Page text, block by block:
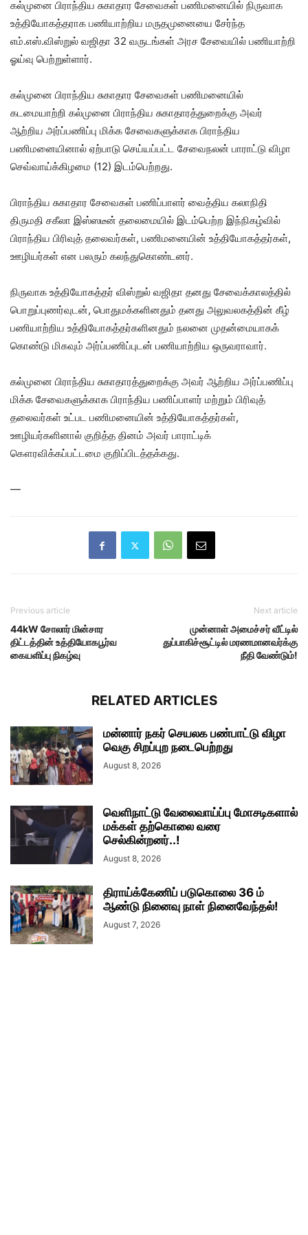
கல்முனை பிராந்திய சுகாதார சேவைகள் பணிமனையில் நிருவாக
உத்தியோகத்தராக பணியாற்றிய மருதமுனையை சேர்ந்த
எம்.எஸ்.விஸ்றுல் வஜிதா 32 வருடங்கள் அரச சேவையில் பணியாற்றி
ஓய்வு பெற்றுள்ளார்.
கல்முனை பிராந்திய சுகாதார சேவைகள் பணிமனையில்
கடமையாற்றி கல்முனை பிராந்திய சுகாதாரத்துறைக்கு அவர்
ஆற்றிய அர்ப்பணிப்பு மிக்க சேவைகளுக்காக பிராந்திய
பணிமனையினால் ஏற்பாடு செய்யப்பட்ட சேவைநலன் பாராட்டு விழா
செவ்வாய்க்கிழமை (12) இடம்பெற்றது.
பிராந்திய சுகாதார சேவைகள் பணிப்பாளர் வைத்திய கலாநிதி
திருமதி சகீலா இஸ்ஸடீன் தலைமையில் இடம்பெற்ற இந்நிகழ்வில்
பிராந்திய பிரிவுத் தலைவர்கள், பணிமனையின் உத்தியோகத்தர்கள்,
ஊழியர்கள் என பலரும் கலந்துகொண்டனர்.
நிருவாக உத்தியோகத்தர் விஸ்றுல் வஜிதா தனது சேவைக்காலத்தில்
பொறுப்புணர்வுடன், பொதுமக்களினதும் தனது அலுவலகத்தின் கீழ்
பணியாற்றிய உத்தியோகத்தர்களினதும் நலனை முதன்மையாகக்
கொண்டு மிகவும் அர்ப்பணிப்புடன் பணியாற்றிய ஒருவராவார்.
கல்முனை பிராந்திய சுகாதாரத்துறைக்கு அவர் ஆற்றிய அர்ப்பணிப்பு
மிக்க சேவைகளுக்காக பிராந்திய பணிப்பாளர் மற்றும் பிரிவுத்
தலைவர்கள் உட்பட பணிமனையின் உத்தியோகத்தர்கள்,
ஊழியர்களினால் குறித்த தினம் அவர் பாராட்டிக்
கௌரவிக்கப்பட்டமை குறிப்பிடத்தக்கது.
—
Previous article
44kW சோலார் மின்சார
திட்டத்தின் உத்தியோகபூர்வ
கையளிப்பு நிகழ்வு
Next article
முன்னாள் அமைச்சர் வீட்டில்
துப்பாகிச்சூட்டில் மரணமானவர்க்கு
நீதி வேண்டும்!
RELATED ARTICLES
மன்னார் நகர் செயலக பண்பாட்டு விழா
வெகு சிறப்புற நடைபெற்றது
August 8, 2026
வெளிநாட்டு வேலைவாய்ப்பு மோசடிகளால்
மக்கள் தற்கொலை வரை
செல்கின்றனர்..!
August 8, 2026
திராய்க்கேணிப் படுகொலை 36 ம்
ஆண்டு நினைவு நாள் நினைவேந்தல்!
August 7, 2026